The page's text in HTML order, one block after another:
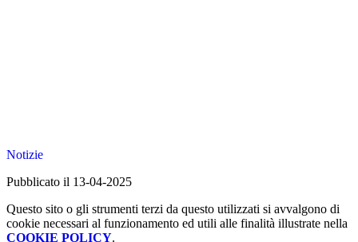
Notizie
Pubblicato il 13-04-2025
Questo sito o gli strumenti terzi da questo utilizzati si avvalgono di
cookie necessari al funzionamento ed utili alle finalità illustrate nella
COOKIE POLICY.